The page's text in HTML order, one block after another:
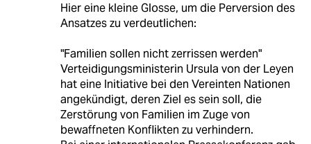
Hier eine kleine Glosse, um die Perversion des
Ansatzes zu verdeutlichen:
"Familien sollen nicht zerrissen werden"
Verteidigungsministerin Ursula von der Leyen
hat eine Initiative bei den Vereinten Nationen
angekündigt, deren Ziel es sein soll, die
Zerstörung von Familien im Zuge von
bewaffneten Konflikten zu verhindern.